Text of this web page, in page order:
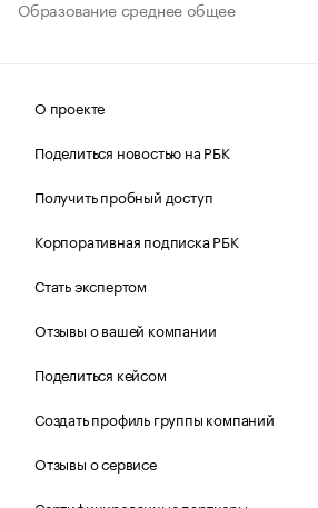
Образование среднее общее
О проекте
Поделиться новостью на РБК
Получить пробный доступ
Корпоративная подписка РБК
Стать экспертом
Отзывы о вашей компании
Поделиться кейсом
Создать профиль группы компаний
Отзывы о сервисе